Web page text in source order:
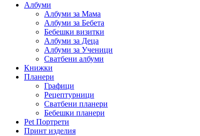
Албуми
Албуми за Мама
Албуми за Бебета
Бебешки визитки
Албуми за Деца
Албуми за Ученици
Сватбени албуми
Книжки
Планери
Графици
Рецептурници
Сватбени планери
Бебешки планери
Pet Портрети
Принт изделия